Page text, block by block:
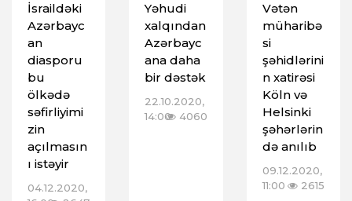
İsraildəki
Azərbayc
an
diasporu
bu
ölkədə
səfirliyimi
zin
açılmasın
ı istəyir
04.12.2020,
Yəhudi
xalqından
Azərbayc
ana daha
bir dəstək
22.10.2020,
14:00 4060
Vətən
müharibə
si
şəhidlərini
n xatirəsi
Köln və
Helsinki
şəhərlərin
də anılıb
09.12.2020,
11:00
2615